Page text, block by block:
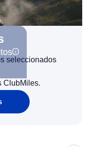
seleccionados
ClubMiles.